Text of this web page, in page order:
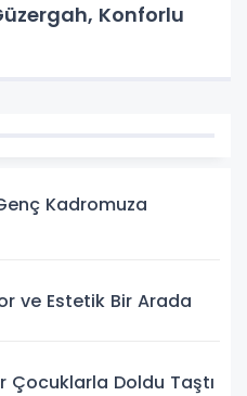
Konforlu
Kadromuza
ve Estetik Bir Arada
Çocuklarla Doldu Taştı